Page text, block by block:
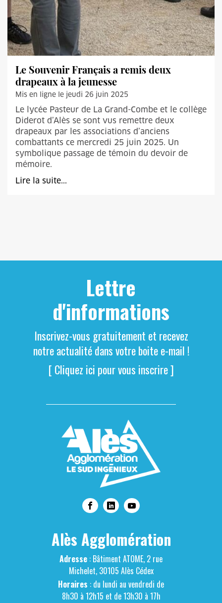
Le Souvenir Français a remis deux
drapeaux à la jeunesse
Mis en ligne le jeudi 26 juin 2025
Le lycée Pasteur de La Grand-Combe et le collège
Diderot d’Alès se sont vus remettre deux
drapeaux par les associations d’anciens
combattants ce mercredi 25 juin 2025. Un
symbolique passage de témoin du devoir de
mémoire.
Lire la suite...
Lettre
d'informations
Inscrivez-vous gratuitement et recevez
notre actualité dans votre boite e-mail !
[ Cliquez ici pour vous inscrire ]
Alès Agglomération
Adresse : Bâtiment ATOME, 2 rue
Michelet, 30105 Alès Cédex
Horaires : du lundi au vendredi de
8h30 à 12h15 et de 13h30 à 17h